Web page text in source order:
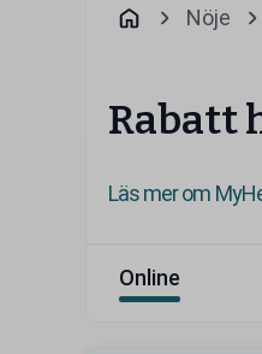
Nöje
Rabatt
Läs mer om
Online